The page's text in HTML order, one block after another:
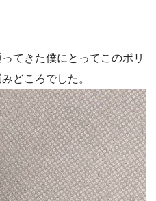
てきた僕にとってこのボリ
どころでした。